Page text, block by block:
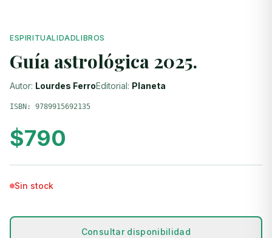
ESPIRITUALIDADLIBROS
Guía astrológica 2025.
Autor: Lourdes FerroEditorial: Planeta
ISBN: 9789915692135
$790
Sin stock
Consultar disponibilidad